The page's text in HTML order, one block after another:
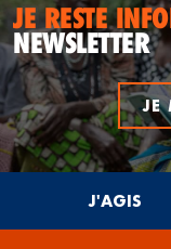
JE RESTE
NEWSLETTER
JE
J'AGIS